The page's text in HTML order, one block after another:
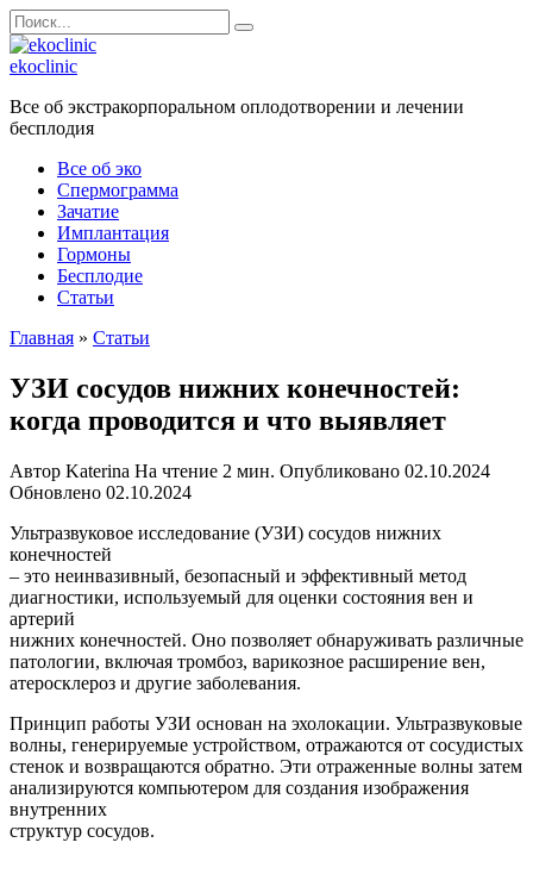
Перейти
к
содержанию
Search
for:
ekoclinic
Все об экстракорпоральном оплодотворении и лечении
бесплодия
Все об эко
Спермограмма
Зачатие
Имплантация
Гормоны
Бесплодие
Статьи
Главная » Статьи
УЗИ сосудов нижних конечностей:
когда проводится и что выявляет
Автор Katerina На чтение 2 мин. Опубликовано 02.10.2024
Обновлено 02.10.2024
Ультразвуковое исследование (УЗИ) сосудов нижних
конечностей
– это неинвазивный, безопасный и эффективный метод
диагностики, используемый для оценки состояния вен и
артерий
нижних конечностей. Оно позволяет обнаруживать различные
патологии, включая тромбоз, варикозное расширение вен,
атеросклероз и другие заболевания.
Принцип работы УЗИ основан на эхолокации. Ультразвуковые
волны, генерируемые устройством, отражаются от сосудистых
стенок и возвращаются обратно. Эти отраженные волны затем
анализируются компьютером для создания изображения
внутренних
структур сосудов.